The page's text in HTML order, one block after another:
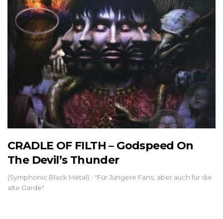
CRADLE OF FILTH – Godspeed On
The Devil’s Thunder
(Symphonic Black Metal) - "Für Jüngere Fans, aber auch für die
alte Garde"